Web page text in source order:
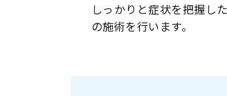
しっかりと症状を把握し
の施術を行います。